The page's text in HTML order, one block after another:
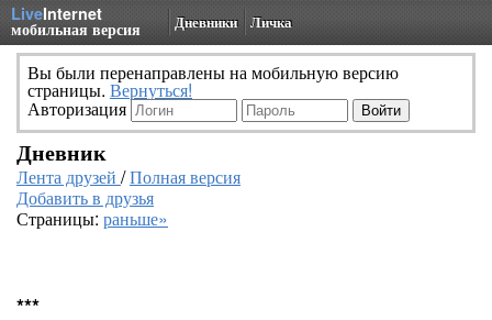
LiveInternet
мобильная версия Дневники Личка
Вы были перенаправлены на мобильную версию
страницы. Вернуться!
Авторизация
Дневник
Лента друзей /Полная версия
Добавить в друзья
Страницы: раньше»
***